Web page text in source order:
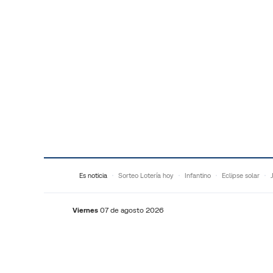
Es noticia Sorteo Lotería hoy Infantino Eclipse solar
Viernes 07 de agosto 2026